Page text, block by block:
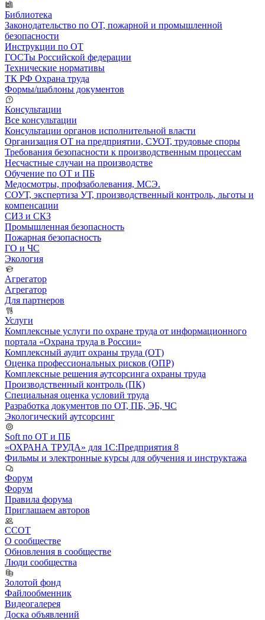
Библиотека
Законодательство по ОТ, пожарной и промышленной
безопасности
Инструкции по ОТ
ГОСТы Российской федерации
Технические нормативы
ТК РФ Охрана труда
Формы/шаблоны документов
Консультации
Все консультации
Консультации органов исполнительной власти
Организация ОТ на предприятии, СУОТ, трудовые споры
Требования безопасности к производственным процессам
Несчастные случаи на производстве
Обучение по ОТ и ПБ
Медосмотры, профзаболевания, МСЭ.
СОУТ, экспертиза УТ, производственный контроль, льготы и
компенсации
СИЗ и СКЗ
Промышленная безопасность
Пожарная безопасность
ГО и ЧС
Экология
Агрегатор
Агрегатор
Для партнеров
Услуги
Комплексные услуги по охране труда от информационного
портала «Охрана труда в России»
Комплексный аудит охраны труда (ОТ)
Оценка профессиональных рисков (ОПР)
Комплексные решения аутсорсинга охраны труда
Производственный контроль (ПК)
Специальная оценка условий труда
Разработка документов по ОТ, ПБ, ЭБ, ЧС
Экологический аутсорсинг
Soft по ОТ и ПБ
«ОХРАНА ТРУДА» для 1С:Предприятия 8
Фильмы и электронные курсы для обучения и инструктажа
Форум
Форум
Правила форума
Приглашаем авторов
ССОТ
О сообществе
Обновления в сообществе
Люди сообщества
Золотой фонд
Файлообменник
Видеогалерея
Доска объявлений